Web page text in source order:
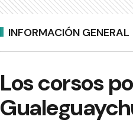
INFORMACIÓN GENERAL
Los corsos